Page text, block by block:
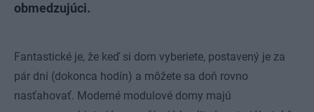
obmedzujúci.
Fantastické je, že keď si dom vyberiete, postavený je za
pár dní (dokonca hodín) a môžete sa doň rovno
nasťahovať. Moderné modulové domy majú